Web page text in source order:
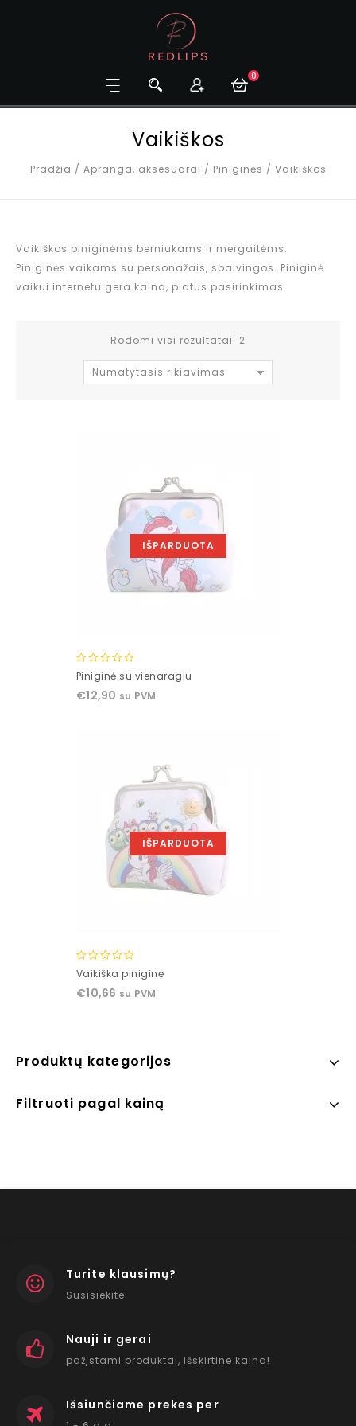
0
Vaikiškos
Pradžia / Apranga, aksesuarai / Piniginės / Vaikiškos
Vaikiškos piniginėms berniukams ir mergaitėms.
Piniginės vaikams su personažais, spalvingos. Piniginė
vaikui internetu gera kaina, platus pasirinkimas.
Rodomi visi rezultatai: 2
Numatytasis rikiavimas
IŠPARDUOTA
0
of
Piniginė su vienaragiu
€12,90 su PVM
IŠPARDUOTA
0
of
Vaikiška piniginė
€10,66 su PVM
Produktų kategorijos
Filtruoti pagal kainą
Turite klausimų?
Susisiekite!
Nauji ir gerai
pažįstami produktai, išskirtine kaina!
Išsiunčiame prekes per